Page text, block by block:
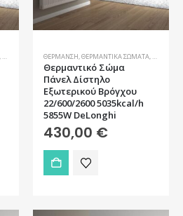
ΘΈΡΜΑΝΣΗ ΘΕΡΜΑΝΤΙΚΆ ΣΏΜΑΤΑ
Θερμαντικό Σώμα
Πάνελ Δίστηλο
Εξωτερικού Βρόγχου
22/600/2600 5035kcal/h
5855W DeLonghi
430,00 €